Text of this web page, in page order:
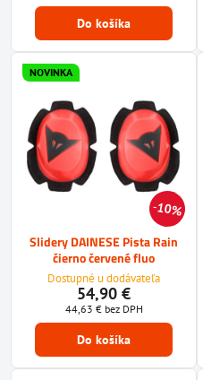
Do košíka
10%
NOVINKA
Slidery DAINESE Pista Rain
čierno červené fluo
Dostupné u dodávateľa
54,90 €
44,63 € bez DPH
Do košíka